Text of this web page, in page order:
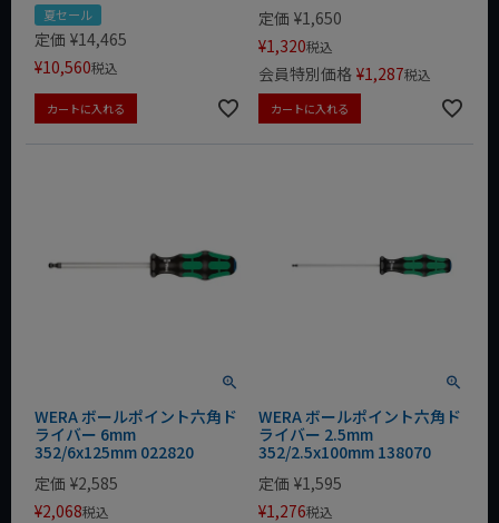
夏セール
定価 ¥14,465
¥10,560税込
カートに入れる
定価 ¥1,650
¥1,320税込
会員特別価格 ¥1,287税込
カートに入れる
WERA ボールポイント六角ド
ライバー 6mm
352/6x125mm 022820
定価 ¥2,585
¥2,068税込
WERA ボールポイント六角ド
ライバー 2.5mm
352/2.5x100mm 138070
定価 ¥1,595
¥1,276税込